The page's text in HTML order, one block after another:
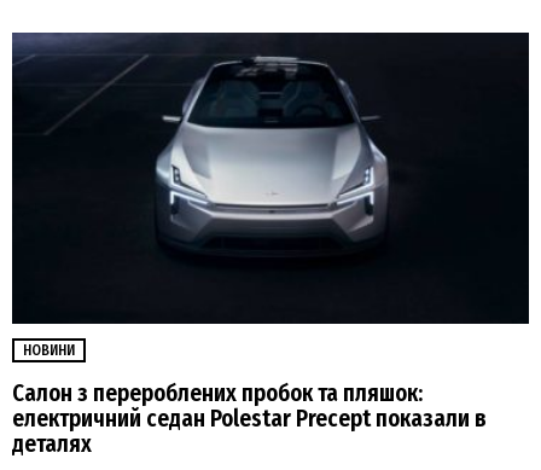
НОВИНИ
Салон з перероблених пробок та пляшок:
електричний седан Polestar Precept показали в
деталях